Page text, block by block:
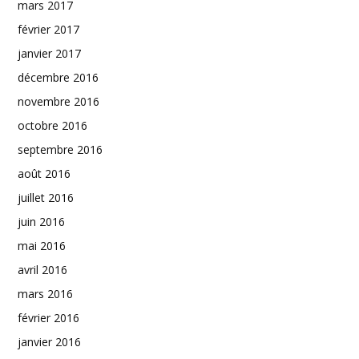
mars 2017
février 2017
janvier 2017
décembre 2016
novembre 2016
octobre 2016
septembre 2016
août 2016
juillet 2016
juin 2016
mai 2016
avril 2016
mars 2016
février 2016
janvier 2016